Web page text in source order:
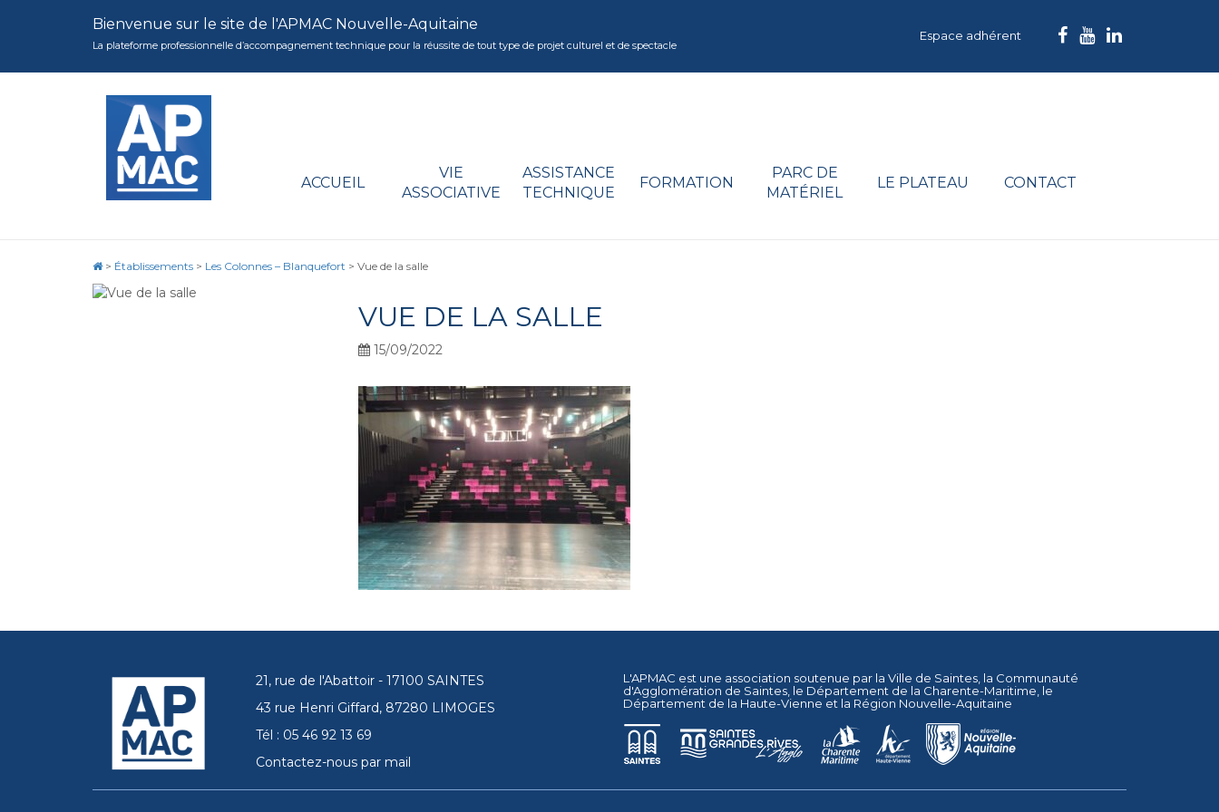
Bienvenue sur le site de l'APMAC Nouvelle-Aquitaine
La plateforme professionnelle d’accompagnement technique pour la réussite de tout type de projet culturel et de spectacle
Espace adhérent
ACCUEIL
VIE
ASSOCIATIVE
ASSISTANCE
TECHNIQUE
FORMATION
PARC DE
MATÉRIEL
LE PLATEAU CONTACT
> Établissements > Les Colonnes – Blanquefort > Vue de la salle
VUE DE LA SALLE
15/09/2022
21, rue de l'Abattoir - 17100 SAINTES
43 rue Henri Giffard, 87280 LIMOGES
Tél : 05 46 92 13 69
Contactez-nous par mail
L'APMAC est une association soutenue par la Ville de Saintes , la Communauté
d'Agglomération de Saintes , le Département de la Charente-Maritime , le
Département de la Haute-Vienne et la Région Nouvelle-Aquitaine